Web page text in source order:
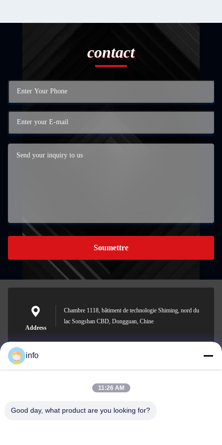
contact
Soumettre
Address
Chambre 1118, bâtiment de technologie Shiming, nord du
lac Songshan CBD, Dongguan, Chine
info
11:26 AM
Good day, what product are you looking for?